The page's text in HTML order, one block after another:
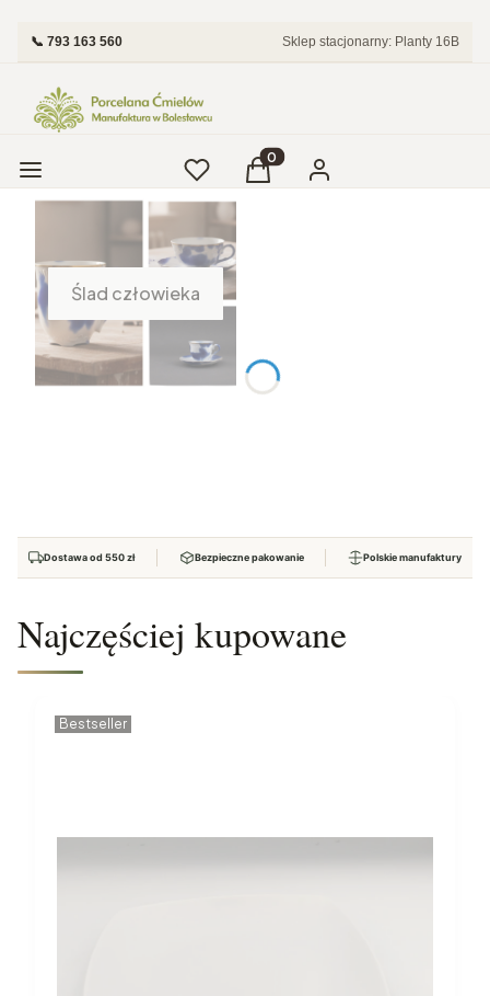
📞 793 163 560 Sklep stacjonarny: Planty 16B
Menu UlubioneProdukty w koszyku: 0.
Koszyk Zaloguj się
Ślad człowieka
Dostawa od 550 zł Bezpieczne pakowanie Polskie manufaktury
Najczęściej kupowane
Bestseller